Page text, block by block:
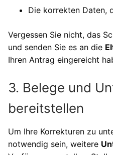
Die korrekten Daten,
Vergessen Sie nicht, das
und senden Sie es an die
Ihren Antrag eingereicht
3. Belege und
bereitstellen
Um Ihre Korrekturen zu
notwendig sein, weitere